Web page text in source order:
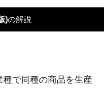
)の解説
で同種の商品を生産